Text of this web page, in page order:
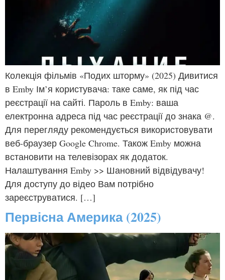
Колекція фільмів «Подих шторму» (2025) Дивитися
в Emby Ім’я користувача: таке саме, як під час
реєстрації на сайті. Пароль в Emby: ваша
електронна адреса під час реєстрації до знака @.
Для перегляду рекомендується використовувати
веб-браузер Google Chrome. Також Emby можна
встановити на телевізорах як додаток.
Налаштування Emby >> Шановний відвідувачу!
Для доступу до відео Вам потрібно
зареєструватися. […]
Первісна Америка (2025)